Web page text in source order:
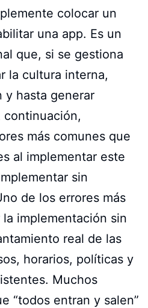
colocar un
una app. Es un
que, si se gestiona
la cultura interna,
y hasta generar
más comunes que
al implementar este
sin
de los errores más
implementación sin
real de las
horarios, políticas y
Muchos
“todos entran y salen”